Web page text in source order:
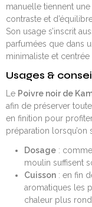
manuelle tiennent
contraste et
Son usage s’inscrit
parfumées que dans
minimaliste et centrée
Usages &
Le Poivre noir de
afin de préserver
en finition pour
préparation lorsqu’on
Dosage:
moulin suffisent
Cuisson: en fin
aromatiques les
chaleur plus